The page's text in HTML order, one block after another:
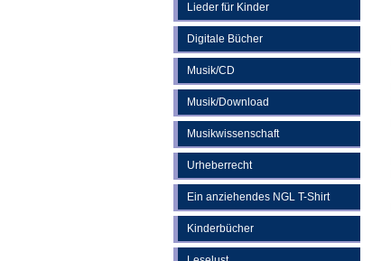
Lieder für Kinder
Digitale Bücher
Musik/CD
Musik/Download
Musikwissenschaft
Urheberrecht
Ein anziehendes NGL T-Shirt
Kinderbücher